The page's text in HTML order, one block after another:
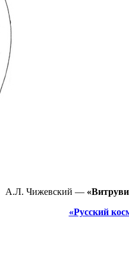
А.Л. Чижевский —
«Русский